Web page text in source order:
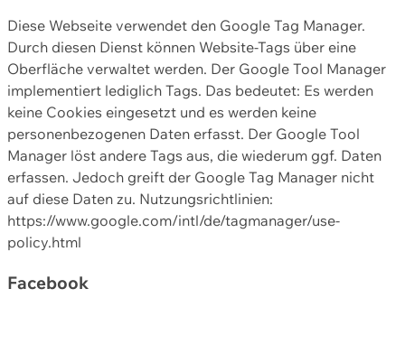
Diese Webseite verwendet den Google Tag Manager.
Durch diesen Dienst können Website-Tags über eine
Oberfläche verwaltet werden. Der Google Tool Manager
implementiert lediglich Tags. Das bedeutet: Es werden
keine Cookies eingesetzt und es werden keine
personenbezogenen Daten erfasst. Der Google Tool
Manager löst andere Tags aus, die wiederum ggf. Daten
erfassen. Jedoch greift der Google Tag Manager nicht
auf diese Daten zu. Nutzungsrichtlinien:
https://www.google.com/intl/de/tagmanager/use-
policy.html
Facebook